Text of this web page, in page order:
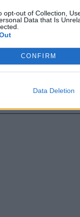
opt-out of Collection,
Data that Is
CONFIRM
Data Deletion
- che non
riferimento.
libere rispetto
conseguenza».
«è necessario
di gamma